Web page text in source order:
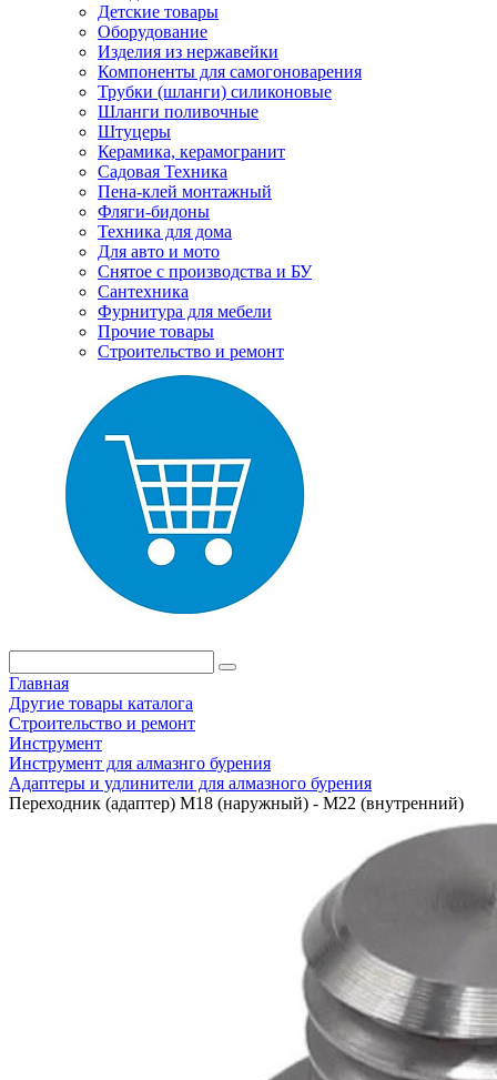
Детские товары
Оборудование
Изделия из нержавейки
Компоненты для самогоноварения
Трубки (шланги) силиконовые
Шланги поливочные
Штуцеры
Керамика, керамогранит
Садовая Техника
Пена-клей монтажный
Фляги-бидоны
Техника для дома
Для авто и мото
Снятое с производства и БУ
Сантехника
Фурнитура для мебели
Прочие товары
Строительство и ремонт
Главная
Другие товары каталога
Строительство и ремонт
Инструмент
Инструмент для алмазнго бурения
Адаптеры и удлинители для алмазного бурения
Переходник (адаптер) M18 (наружный) - M22 (внутренний)